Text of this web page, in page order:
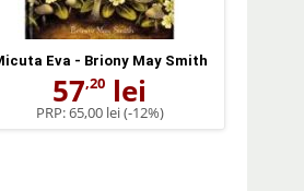
Eva - Briony May Smith
57,20 lei
PRP:65,00 lei(-12%)